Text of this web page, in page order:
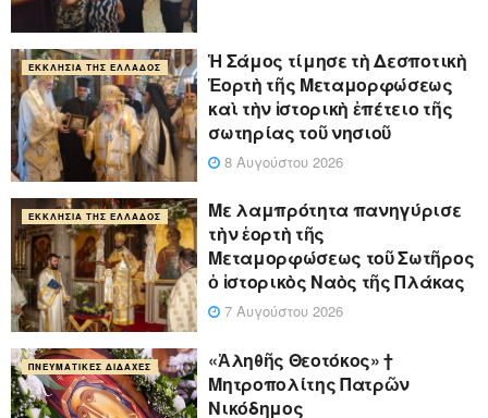
ΕΚΚΛΗΣΊΑ ΤΗΣ ΕΛΛΆΔΟΣ
Ἡ Σάμος τίμησε τὴ Δεσποτικὴ
Ἑορτὴ τῆς Μεταμορφώσεως
καὶ τὴν ἱστορικὴ ἐπέτειο τῆς
σωτηρίας τοῦ νησιοῦ
8 Αυγούστου 2026
ΕΚΚΛΗΣΊΑ ΤΗΣ ΕΛΛΆΔΟΣ
Με λαμπρότητα πανηγύρισε
τὴν ἑορτὴ τῆς
Μεταμορφώσεως τοῦ Σωτῆρος
ὁ ἱστορικὸς Ναὸς τῆς Πλάκας
7 Αυγούστου 2026
ΠΝΕΥΜΑΤΙΚΈΣ ΔΙΔΑΧΈΣ
«Ἀληθῆς Θεοτόκος» †
Μητροπολίτης Πατρῶν
Νικόδημος